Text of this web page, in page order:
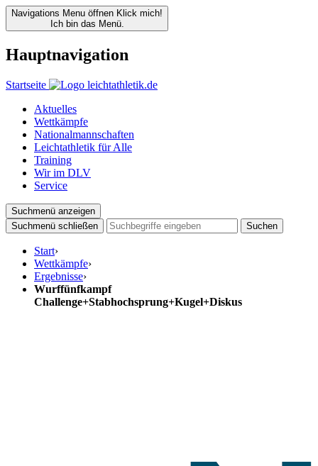
Navigations Menu öffnen Klick mich!
Ich bin das Menü.
Hauptnavigation
Startseite
Aktuelles
Wettkämpfe
Nationalmannschaften
Leichtathletik für Alle
Training
Wir im DLV
Service
Suchmenü anzeigen
Suchmenü schließen
Suchen
Start›
Wettkämpfe›
Ergebnisse›
Wurffünfkampf
Challenge+Stabhochsprung+Kugel+Diskus